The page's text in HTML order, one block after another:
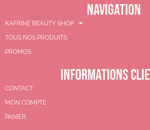
NAVIGATION
KAFRINE BEAUTY SHOP
TOUS NOS PRODUITS
PROMOS
INFORMATIONS
CONTACT
MON COMPTE
PANIER